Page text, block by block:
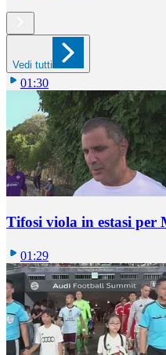
Vedi tutti
01:30
Tifosi viola in estasi per
01:29